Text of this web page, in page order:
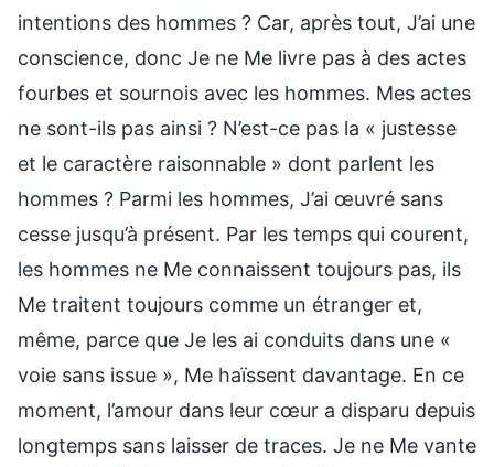
intentions des hommes ? Car, après tout, J’ai une
conscience, donc Je ne Me livre pas à des actes
fourbes et sournois avec les hommes. Mes actes
ne sont-ils pas ainsi ? N’est-ce pas la « justesse
et le caractère raisonnable » dont parlent les
hommes ? Parmi les hommes, J’ai œuvré sans
cesse jusqu’à présent. Par les temps qui courent,
les hommes ne Me connaissent toujours pas, ils
Me traitent toujours comme un étranger et,
même, parce que Je les ai conduits dans une «
voie sans issue », Me haïssent davantage. En ce
moment, l’amour dans leur cœur a disparu depuis
longtemps sans laisser de traces. Je ne Me vante